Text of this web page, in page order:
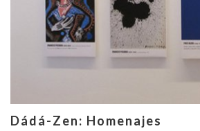
Dádá-Zen: Homenajes